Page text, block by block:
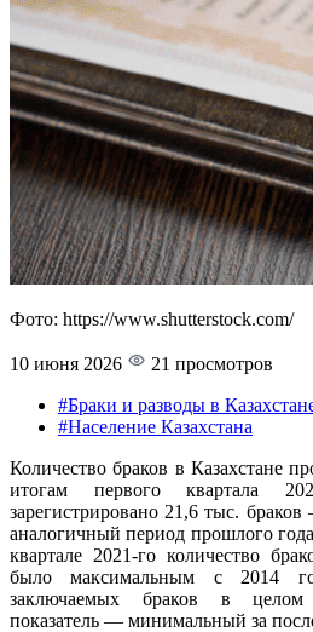
Фото: https://www.shutterstock.com/
10 июня 2026
21 просмотров
#Браки и разводы в
#Население Казахстана
Количество браков в Казахстане
итогам первого квартала
зарегистрировано 21,6 тыс.
аналогичный период прошлого
квартале 2021-го количество
было максимальным с 2014
заключаемых браков в целом
показатель — минимальный за